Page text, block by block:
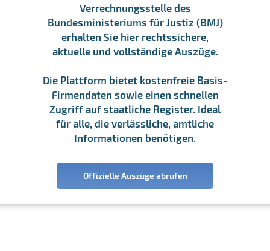
Verrechnungsstelle des
Bundesministeriums für Justiz (BMJ)
erhalten Sie hier rechtssichere,
aktuelle und vollständige Auszüge.
Die Plattform bietet kostenfreie Basis-
Firmendaten sowie einen schnellen
Zugriff auf staatliche Register. Ideal
für alle, die verlässliche, amtliche
Informationen benötigen.
Offizielle Auszüge abrufen